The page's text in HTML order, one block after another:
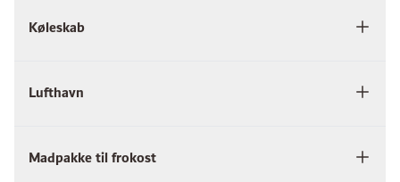
Køleskab
Lufthavn
Madpakke til frokost